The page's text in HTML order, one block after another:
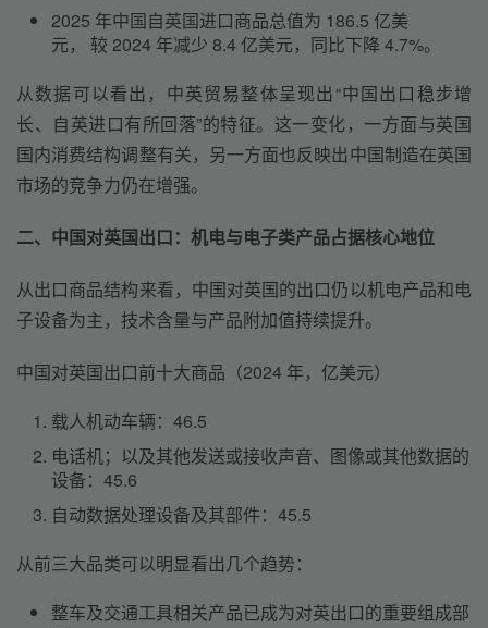
2025 年中国自英国进口商品总值为 186.5 亿美
元， 较 2024 年减少 8.4 亿美元，同比下降 4.7%。
从数据可以看出，中英贸易整体呈现出“中国出口稳步增
长、自英进口有所回落”的特征。这一变化，一方面与英国
国内消费结构调整有关，另一方面也反映出中国制造在英国
市场的竞争力仍在增强。
二、中国对英国出口：机电与电子类产品占据核心地位
从出口商品结构来看，中国对英国的出口仍以机电产品和电
子设备为主，技术含量与产品附加值持续提升。
中国对英国出口前十大商品（2024 年，亿美元）
载人机动车辆：46.5
电话机；以及其他发送或接收声音、图像或其他数据的
设备：45.6
自动数据处理设备及其部件：45.5
从前三大品类可以明显看出几个趋势：
整车及交通工具相关产品已成为对英出口的重要组成部